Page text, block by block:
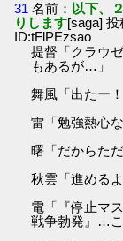
31 名前： 以下、
りします[saga]
ID:tFlPEzsao
提督「クラウ
もあるが…」
舞風「出たー
雷「勉強熱心
曙「だからた
秋雲「進める
電「『停止マ
戦争勃発』…こ